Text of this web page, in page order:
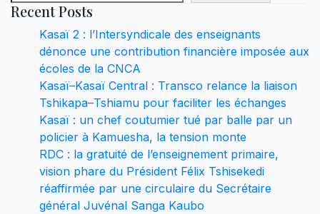
Recent Posts
Kasaï 2 : l’Intersyndicale des enseignants
dénonce une contribution financière imposée aux
écoles de la CNCA
Kasaï–Kasaï Central : Transco relance la liaison
Tshikapa–Tshiamu pour faciliter les échanges
Kasaï : un chef coutumier tué par balle par un
policier à Kamuesha, la tension monte
RDC : la gratuité de l’enseignement primaire,
vision phare du Président Félix Tshisekedi
réaffirmée par une circulaire du Secrétaire
général Juvénal Sanga Kaubo